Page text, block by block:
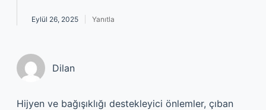
Eylül 26, 2025 Yanıtla
Dilan
Hijyen ve bağışıklığı destekleyici önlemler, çıban